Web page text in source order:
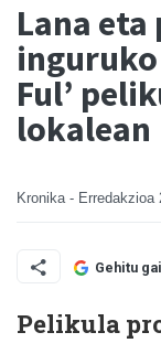
Lana
inguruko
Ful’
lokalean
Kronika - Erredakzioa
Gehitu
Pelikula